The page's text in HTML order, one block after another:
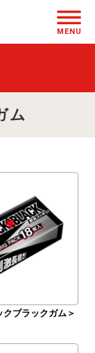
MENU
ム
クブラックガム＞